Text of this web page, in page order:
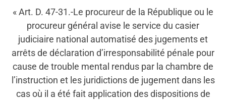
« Art. D. 47-31.-Le procureur de la République ou le
procureur général avise le service du casier
judiciaire national automatisé des jugements et
arrêts de déclaration d’irresponsabilité pénale pour
cause de trouble mental rendus par la chambre de
l’instruction et les juridictions de jugement dans les
cas où il a été fait application des dispositions de